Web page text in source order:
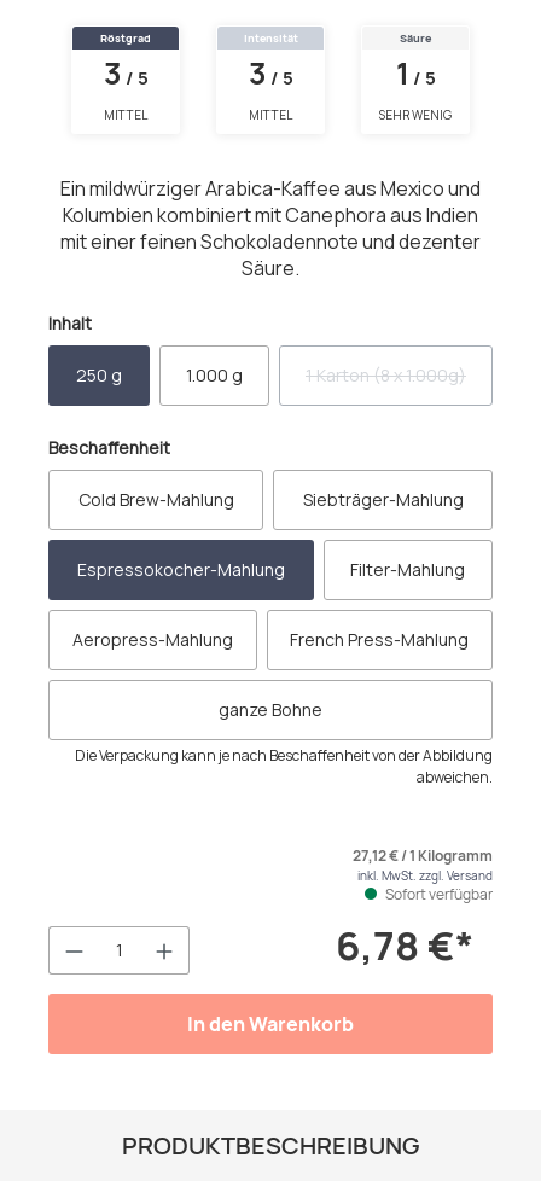
Röstgrad
3 / 5
MITTEL
Intensität
3 / 5
MITTEL
Säure
1 / 5
SEHR WENIG
Ein mildwürziger Arabica-Kaffee aus Mexico und
Kolumbien kombiniert mit Canephora aus Indien
mit einer feinen Schokoladennote und dezenter
Säure.
Inhaltauswählen
250 g 1.000 g 1 Karton (8 x 1.000g)
(Diese Option ist
Beschaffenheitauswählen
Cold Brew-Mahlung Siebträger-Mahlung
Espressokocher-Mahlung Filter-Mahlung
Aeropress-Mahlung French Press-Mahlung
ganze Bohne
Die Verpackung kann je nach Beschaffenheit von der Abbildung
abweichen.
Produkt Anzahl: Gib den6,78 €*
27,12 € / 1 Kilogramm
inkl. MwSt. zzgl. Versand
Sofort verfügbar
In den Warenkorb
PRODUKTBESCHREIBUNG